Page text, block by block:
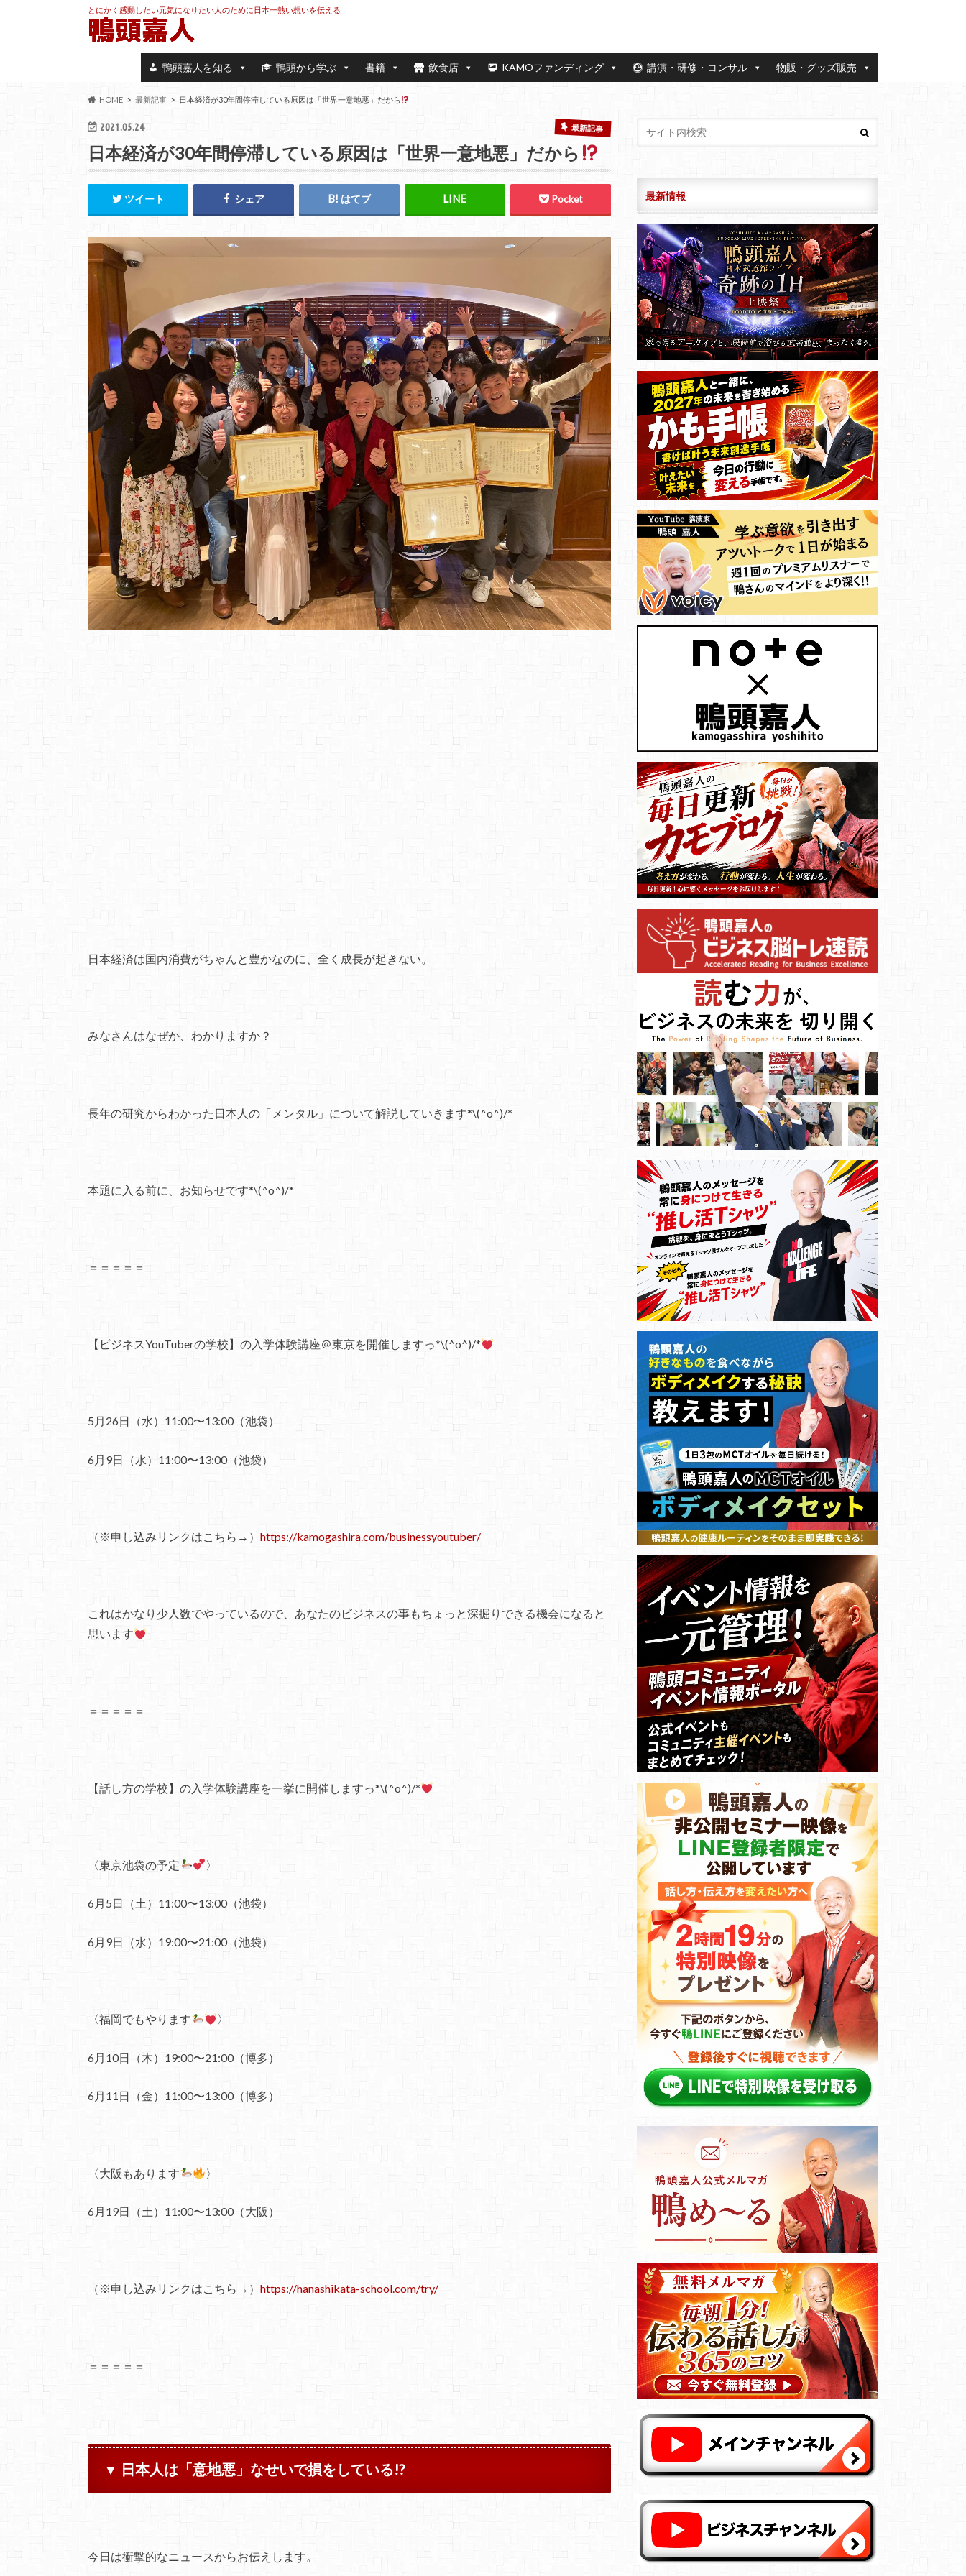
とにかく感動したい元気になりたい人のために日本一熱い想いを伝える
鴨頭嘉人を知る 鴨頭から学ぶ 書籍 飲食店 KAMOファンディング 講演・研修・コンサル 物販・グッズ販売
HOME 最新記事 日本経済が30年間停滞している原因は「世界一意地悪」だから
2021.05.24 最新記事
日本経済が30年間停滞している原因は「世界一意地悪」だから
ツイート シェア はてブ Pocket
日本経済は国内消費がちゃんと豊かなのに、全く成長が起きない。
みなさんはなぜか、わかりますか？
長年の研究からわかった日本人の「メンタル」について解説していきます*\(^o^)/*
本題に入る前に、お知らせです*\(^o^)/*
＝＝＝＝＝
【ビジネスYouTuberの学校】の入学体験講座＠東京を開催しますっ*\(^o^)/*
5月26日（水）11:00〜13:00（池袋）
6月9日（水）11:00〜13:00（池袋）
（※申し込みリンクはこちら→） https://kamogashira.com/businessyoutuber/
これはかなり少人数でやっているので、あなたのビジネスの事もちょっと深掘りできる機会になると
思います
＝＝＝＝＝
【話し方の学校】の入学体験講座を一挙に開催しますっ*\(^o^)/*
〈東京池袋の予定 〉
6月5日（土）11:00〜13:00（池袋）
6月9日（水）19:00〜21:00（池袋）
〈福岡でもやります 〉
6月10日（木）19:00〜21:00（博多）
6月11日（金）11:00〜13:00（博多）
〈大阪もあります 〉
6月19日（土）11:00〜13:00（大阪）
（※申し込みリンクはこちら→） https://hanashikata-school.com/try/
＝＝＝＝＝
▼ 日本人は「意地悪」なせいで損をしている!?
今日は衝撃的なニュースからお伝えします。
最新情報